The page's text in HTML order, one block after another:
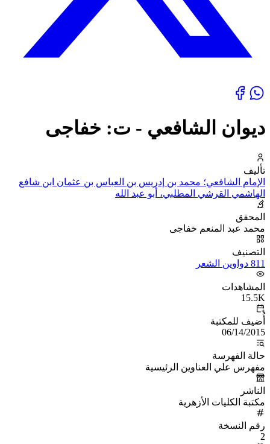
ديوان الشافعي - ت: خفاجى
تأليف
الإمام الشافعي؛ محمد بن إدريس بن العباس بن عثمان ابن شافع
الهاشمي القرشي المطلبي، أبو عبد الله
المحقق
محمد عبد المنعم خفاجى
التصنيف
811 دواوين الشعر
المشاهدات
15.5K
أُضيف للمكتبة
06/14/2015
حالة الفهرسة
مفهرس علي العناوين الرئيسية
الناشر
مكتبة الكليات الأزهرية
رقم النسخة
2